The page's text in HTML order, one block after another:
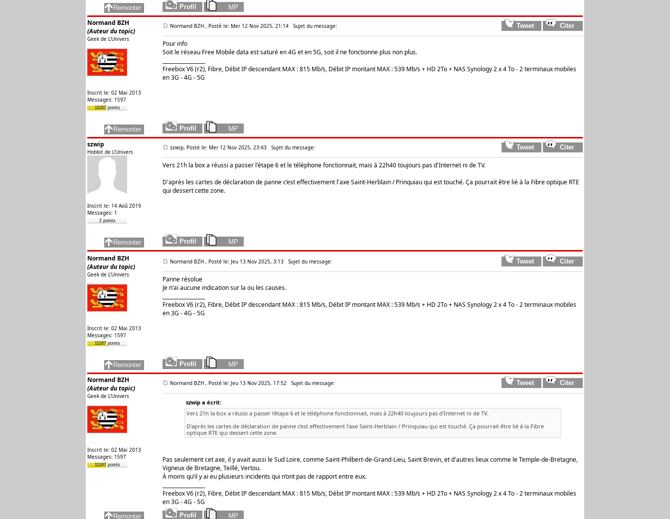
Normand BZH
(Auteur du topic)
Geek de L'Univers
Inscrit le: 02 Mai 2013
Messages: 1597
11187 points
Normand BZH , Posté le: Mer 12 Nov 2025, 21:14 Sujet du message:
Pour info
Soit le réseau Free Mobile data est saturé en 4G et en 5G, soit il ne fonctionne plus non plus.
Freebox V6 (r2), Fibre, Débit IP descendant MAX : 815 Mb/s, Débit IP montant MAX : 539 Mb/s + HD 2To + NAS Synology 2 x 4 To - 2 terminaux mobiles
en 3G - 4G - 5G
szwip
Hobbit de L'Univers
Inscrit le: 14 Aoû 2019
Messages: 1
2 points
szwip, Posté le: Mer 12 Nov 2025, 23:43 Sujet du message:
Vers 21h la box a réussi a passer l'étape 6 et le téléphone fonctionnait, mais à 22h40 toujours pas d'Internet ni de TV.
D'après les cartes de déclaration de panne c’est effectivement l'axe Saint-Herblain / Prinquiau qui est touché. Ça pourrait être lié à la Fibre optique RTE
qui dessert cette zone.
Normand BZH
(Auteur du topic)
Geek de L'Univers
Inscrit le: 02 Mai 2013
Messages: 1597
11187 points
Normand BZH , Posté le: Jeu 13 Nov 2025, 3:13 Sujet du message:
Panne résolue
Je n’ai aucune indication sur la ou les causes.
Freebox V6 (r2), Fibre, Débit IP descendant MAX : 815 Mb/s, Débit IP montant MAX : 539 Mb/s + HD 2To + NAS Synology 2 x 4 To - 2 terminaux mobiles
en 3G - 4G - 5G
Normand BZH
(Auteur du topic)
Geek de L'Univers
Inscrit le: 02 Mai 2013
Messages: 1597
11187 points
Normand BZH , Posté le: Jeu 13 Nov 2025, 17:52 Sujet du message:
szwip a écrit:
Vers 21h la box a réussi a passer l'étape 6 et le téléphone fonctionnait, mais à 22h40 toujours pas d'Internet ni de TV.
D'après les cartes de déclaration de panne c’est effectivement l'axe Saint-Herblain / Prinquiau qui est touché. Ça pourrait être lié à la Fibre
optique RTE qui dessert cette zone.
Pas seulement cet axe, il y avait aussi le Sud Loire, comme Saint-Philbert-de-Grand-Lieu, Saint Brevin, et d'autres lieux comme le Temple-de-Bretagne,
Vigneux de Bretagne, Teillé, Vertou.
À moins qu’il y ai eu plusieurs incidents qui n’ont pas de rapport entre eux.
Freebox V6 (r2), Fibre, Débit IP descendant MAX : 815 Mb/s, Débit IP montant MAX : 539 Mb/s + HD 2To + NAS Synology 2 x 4 To - 2 terminaux mobiles
en 3G - 4G - 5G